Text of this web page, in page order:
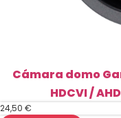
Cámara domo
HDCVI /
24,50 €